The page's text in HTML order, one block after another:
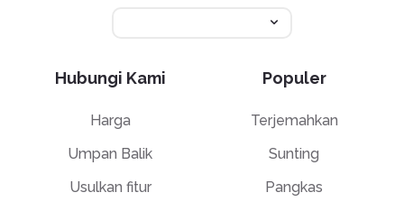
Hubungi Kami
Harga
Umpan Balik
Usulkan fitur
Populer
Terjemahkan
Sunting
Pangkas